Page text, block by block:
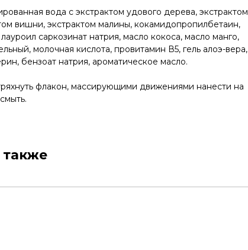
вода c экстрактом удового дерева, экстрактом
вишни, экстрактом малины, кокамидопропилбетаин,
саркозинат натрия, масло кокоса, масло манго,
молочная кислота, провитамин В5, гель алоэ-вера,
бензоат натрия, ароматическое масло.
флакон, массирующими движениями нанести на